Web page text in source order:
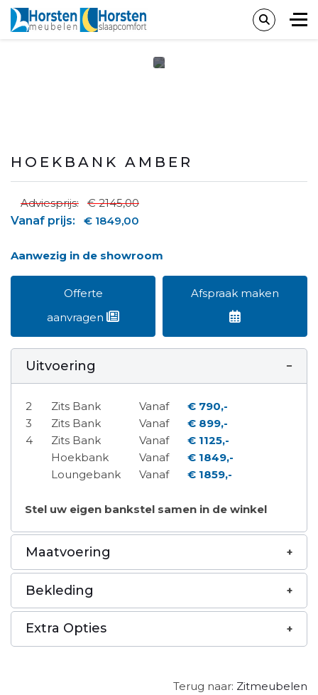
HOEKBANK AMBER
Adviesprijs:
€ 2145,00
Vanaf prijs:
€ 1849,00
Aanwezig in de showroom
Offerte
aanvragen
Afspraak maken
Uitvoering
2
3
4
Zits Bank
Zits Bank
Zits Bank
Hoekbank
Loungebank
Vanaf
Vanaf
Vanaf
Vanaf
Vanaf
€ 790,-
€ 899,-
€ 1125,-
€ 1849,-
€ 1859,-
Stel uw eigen bankstel samen in de winkel
Maatvoering
Bekleding
Extra Opties
Terug naar: Zitmeubelen